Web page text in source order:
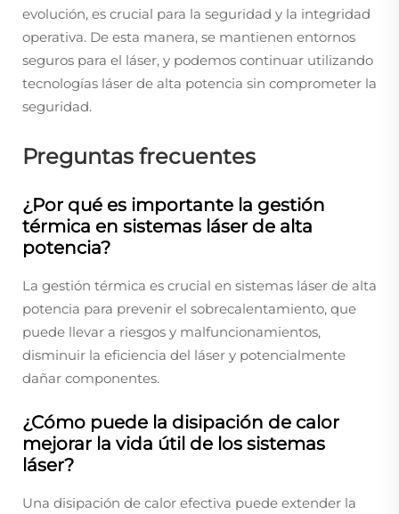
evolución, es crucial para la seguridad y la integridad
operativa. De esta manera, se mantienen entornos
seguros para el láser, y podemos continuar utilizando
tecnologías láser de alta potencia sin comprometer la
seguridad.
Preguntas frecuentes
¿Por qué es importante la gestión
térmica en sistemas láser de alta
potencia?
La gestión térmica es crucial en sistemas láser de alta
potencia para prevenir el sobrecalentamiento, que
puede llevar a riesgos y malfuncionamientos,
disminuir la eficiencia del láser y potencialmente
dañar componentes.
¿Cómo puede la disipación de calor
mejorar la vida útil de los sistemas
láser?
Una disipación de calor efectiva puede extender la